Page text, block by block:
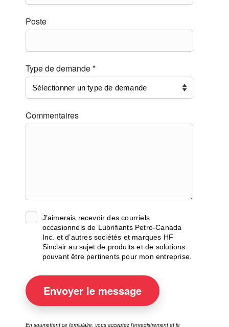
Poste
Type de demande *
Commentaires
J’aimerais recevoir des courriels
occasionnels de Lubrifiants Petro-Canada
Inc. et d’autres sociétés et marques HF
Sinclair au sujet de produits et de solutions
pouvant être pertinents pour mon entreprise.
Envoyer le message
En soumettant ce formulaire, vous acceptez l’enregistrement et le